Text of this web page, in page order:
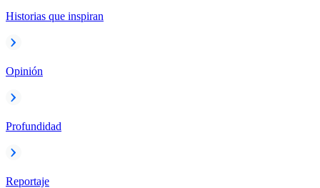
Historias que inspiran
Opinión
Profundidad
Reportaje